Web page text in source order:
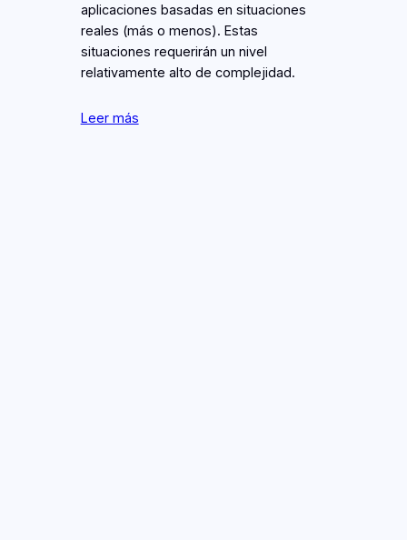
aplicaciones basadas en situaciones
reales (más o menos). Estas
situaciones requerirán un nivel
relativamente alto de complejidad.
Leer más